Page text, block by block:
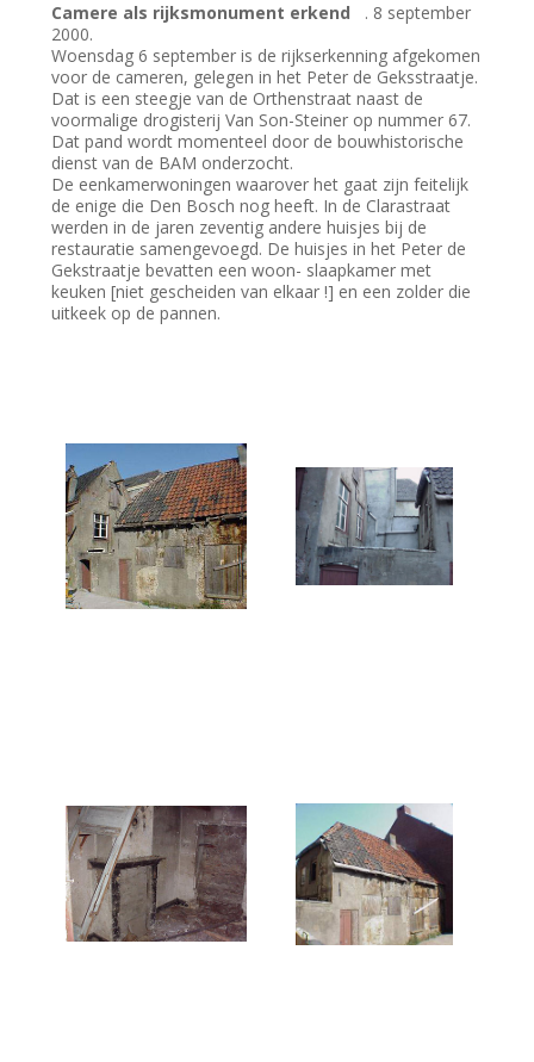
Camere als rijksmonument erkend
. 8 september
2000.
Woensdag 6 september is de rijkserkenning afgekomen
voor de cameren, gelegen in het Peter de Geksstraatje.
Dat is een steegje van de Orthenstraat naast de
voormalige drogisterij Van Son-Steiner op nummer 67.
Dat pand wordt momenteel door de bouwhistorische
dienst van de BAM onderzocht.
De eenkamerwoningen waarover het gaat zijn feitelijk
de enige die Den Bosch nog heeft. In de Clarastraat
werden in de jaren zeventig andere huisjes bij de
restauratie samengevoegd. De huisjes in het Peter de
Gekstraatje bevatten een woon- slaapkamer met
keuken [niet gescheiden van elkaar !] en een zolder die
uitkeek op de pannen.